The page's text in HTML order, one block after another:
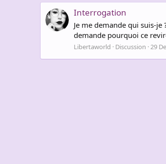
Interrogation
Je me demande qui suis-je
demande pourquoi ce
Libertaworld Discussion 29